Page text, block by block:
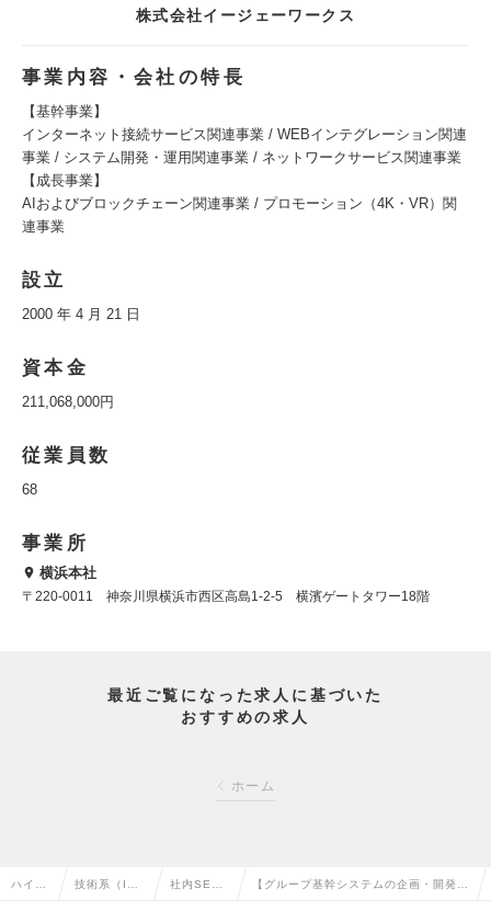
株式会社イージェーワークス
事業内容・会社の特長
【基幹事業】
インターネット接続サービス関連事業 / WEBインテグレーション関連
事業 / システム開発・運用関連事業 / ネットワークサービス関連事業
【成長事業】
AIおよびブロックチェーン関連事業 / プロモーション（4K・VR）関
連事業
設立
2000 年 4 月 21 日
資本金
211,068,000円
従業員数
68
事業所
横浜本社
〒220-0011 神奈川県横浜市西区高島1-2-5 横濱ゲートタワー18階
最近ご覧になった求人に基づいた
おすすめの求人
ホーム
ハイク 技術系（I 社内SE・ 【グループ基幹システムの企画・開発エ